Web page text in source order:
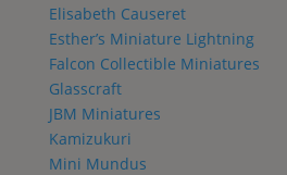
Elisabeth Causeret
Esther’s Miniature Lightning
Falcon Collectible Miniatures
Glasscraft
JBM Miniatures
Kamizukuri
Mini Mundus